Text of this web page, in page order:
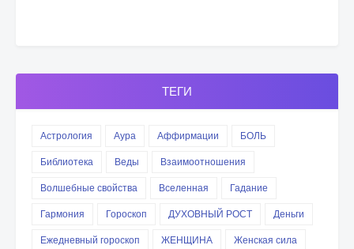
ТЕГИ
Астрология Аура Аффирмации
БОЛЬ
Библиотека
Веды
Взаимоотношения
Волшебные свойства
Вселенная
Гадание
Гармония
Гороскоп ДУХОВНЫЙ РОСТ
Деньги
Ежедневный гороскоп
ЖЕНЩИНА
Женская сила